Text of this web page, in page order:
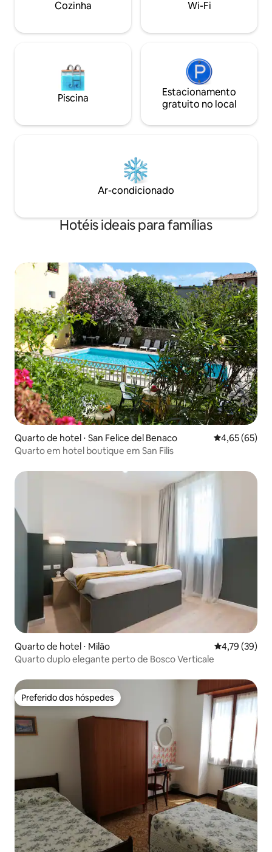
Cozinha Wi-Fi
Piscina
Estacionamento
gratuito no local
Ar-condicionado
Hotéis ideais para famílias
Quarto de hotel ⋅ San Felice del Benaco 4,65 de uma
4,65 (65)
Quarto em hotel boutique em San Filis
Quarto de hotel ⋅ Milão 4,79 de uma
4,79 (39)
Quarto duplo elegante perto de Bosco Verticale
Preferido dos hóspedes
Preferido dos hóspedes